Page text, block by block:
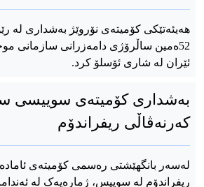
هەیئەتێکی کۆمیتەی نۆروێژ بەشدارى لە
52ەمین ساڵرۆژی دامەزرانی سازمانی
ئێران لە شاری ئۆسلۆ کرد.
بەشداری کۆمیتەی سوییسی
کەرنەڤاڵی ریفراندۆم
لەسەر بانگهێشتی رەسمی کۆمیتەی
ریفراندۆم لە سوییس، ژمارەیەک لە